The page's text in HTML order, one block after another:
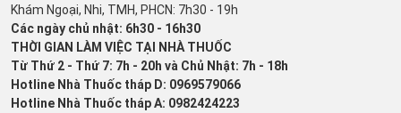
Khám Ngoại, Nhi, TMH, PHCN: 7h30 - 19h
Các ngày chủ nhật: 6h30 - 16h30
THỜI GIAN LÀM VIỆC TẠI NHÀ THUỐC
Từ Thứ 2 - Thứ 7: 7h - 20h và Chủ Nhật: 7h - 18h
Hotline Nhà Thuốc tháp D: 0969579066
Hotline Nhà Thuốc tháp A: 0982424223